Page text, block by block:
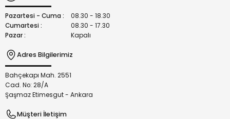
Bu ürüne benzer farklı alternatifler olmalı.
Pazartesi - Cuma :
08.30 - 18.30
Cumartesi :
08.30 - 17.30
Pazar :
Kapalı
Adres Bilgilerimiz
Bahçekapı Mah. 2551
Cad. No: 28/A
Şaşmaz Etimesgut - Ankara
Müşteri İletişim